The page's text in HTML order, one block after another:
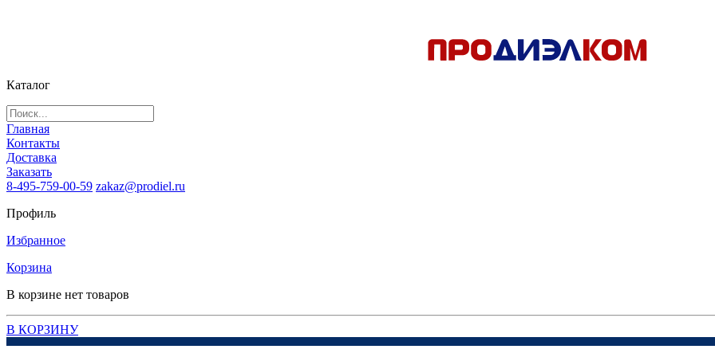
Каталог
Главная
Контакты
Доставка
Заказать
8-495-759-00-59 zakaz@prodiel.ru
Профиль
Избранное
Корзина
В корзине нет товаров
В КОРЗИНУ